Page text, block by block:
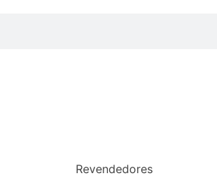
Revendedores